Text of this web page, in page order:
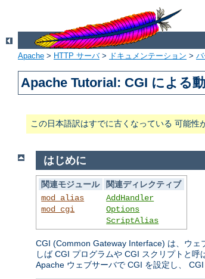
Apache > HTTP サーバ> ドキュメンテーション >
Apache Tutorial: CGI による
この日本語訳はすでに古くなっている 可能性
はじめに
関連モジュール
関連ディレクティブ
mod_alias
mod_cgi
AddHandler
Options
ScriptAlias
CGI (Common Gateway Interface) は、ウェ
しば CGI プログラムや CGI スクリプトと
Apache ウェブサーバで CGI を設定し、